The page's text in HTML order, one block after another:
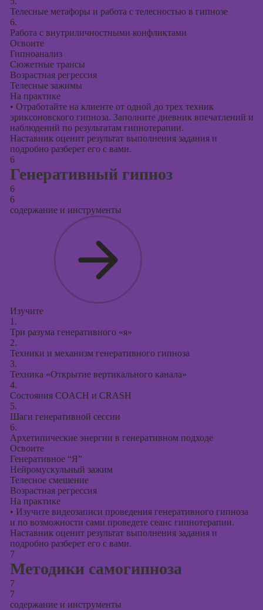
Телесные метафоры и работа с телесностью в гипнозе
6.
Работа с внутриличностными конфликтами
Освоите
Гипноанализ
Сюжетные трансы
Возрастная регрессия
Телесные зажимы
На практике
• Отработайте на клиенте от одной до трех техник
эриксоновского гипноза. Заполните дневник впечатлений и
наблюдений по результатам гипнотерапии.
Наставник оценит результат выполнения задания и
подробно разберет его с вами.
6
Генеративный гипноз
6
6
содержание и инструменты
Изучите
1.
Три разума генеративного «я»
2.
Техники и механизм генеративного гипноза
3.
Техника «Открытие вертикального канала»
4.
Состояния COACH и CRASH
5.
Шаги генеративной сессии
6.
Архетипические энергии в генеративном подходе
Освоите
Генеративное “Я”
Нейромускульный зажим
Телесное смешение
Возрастная регрессия
На практике
• Изучите видеозаписи проведения генеративного гипноза
и по возможности сами проведете сеанс гипнотерапии.
Наставник оценит результат выполнения задания и
подробно разберет его с вами.
7
Методики самогипноза
7
7
содержание и инструменты